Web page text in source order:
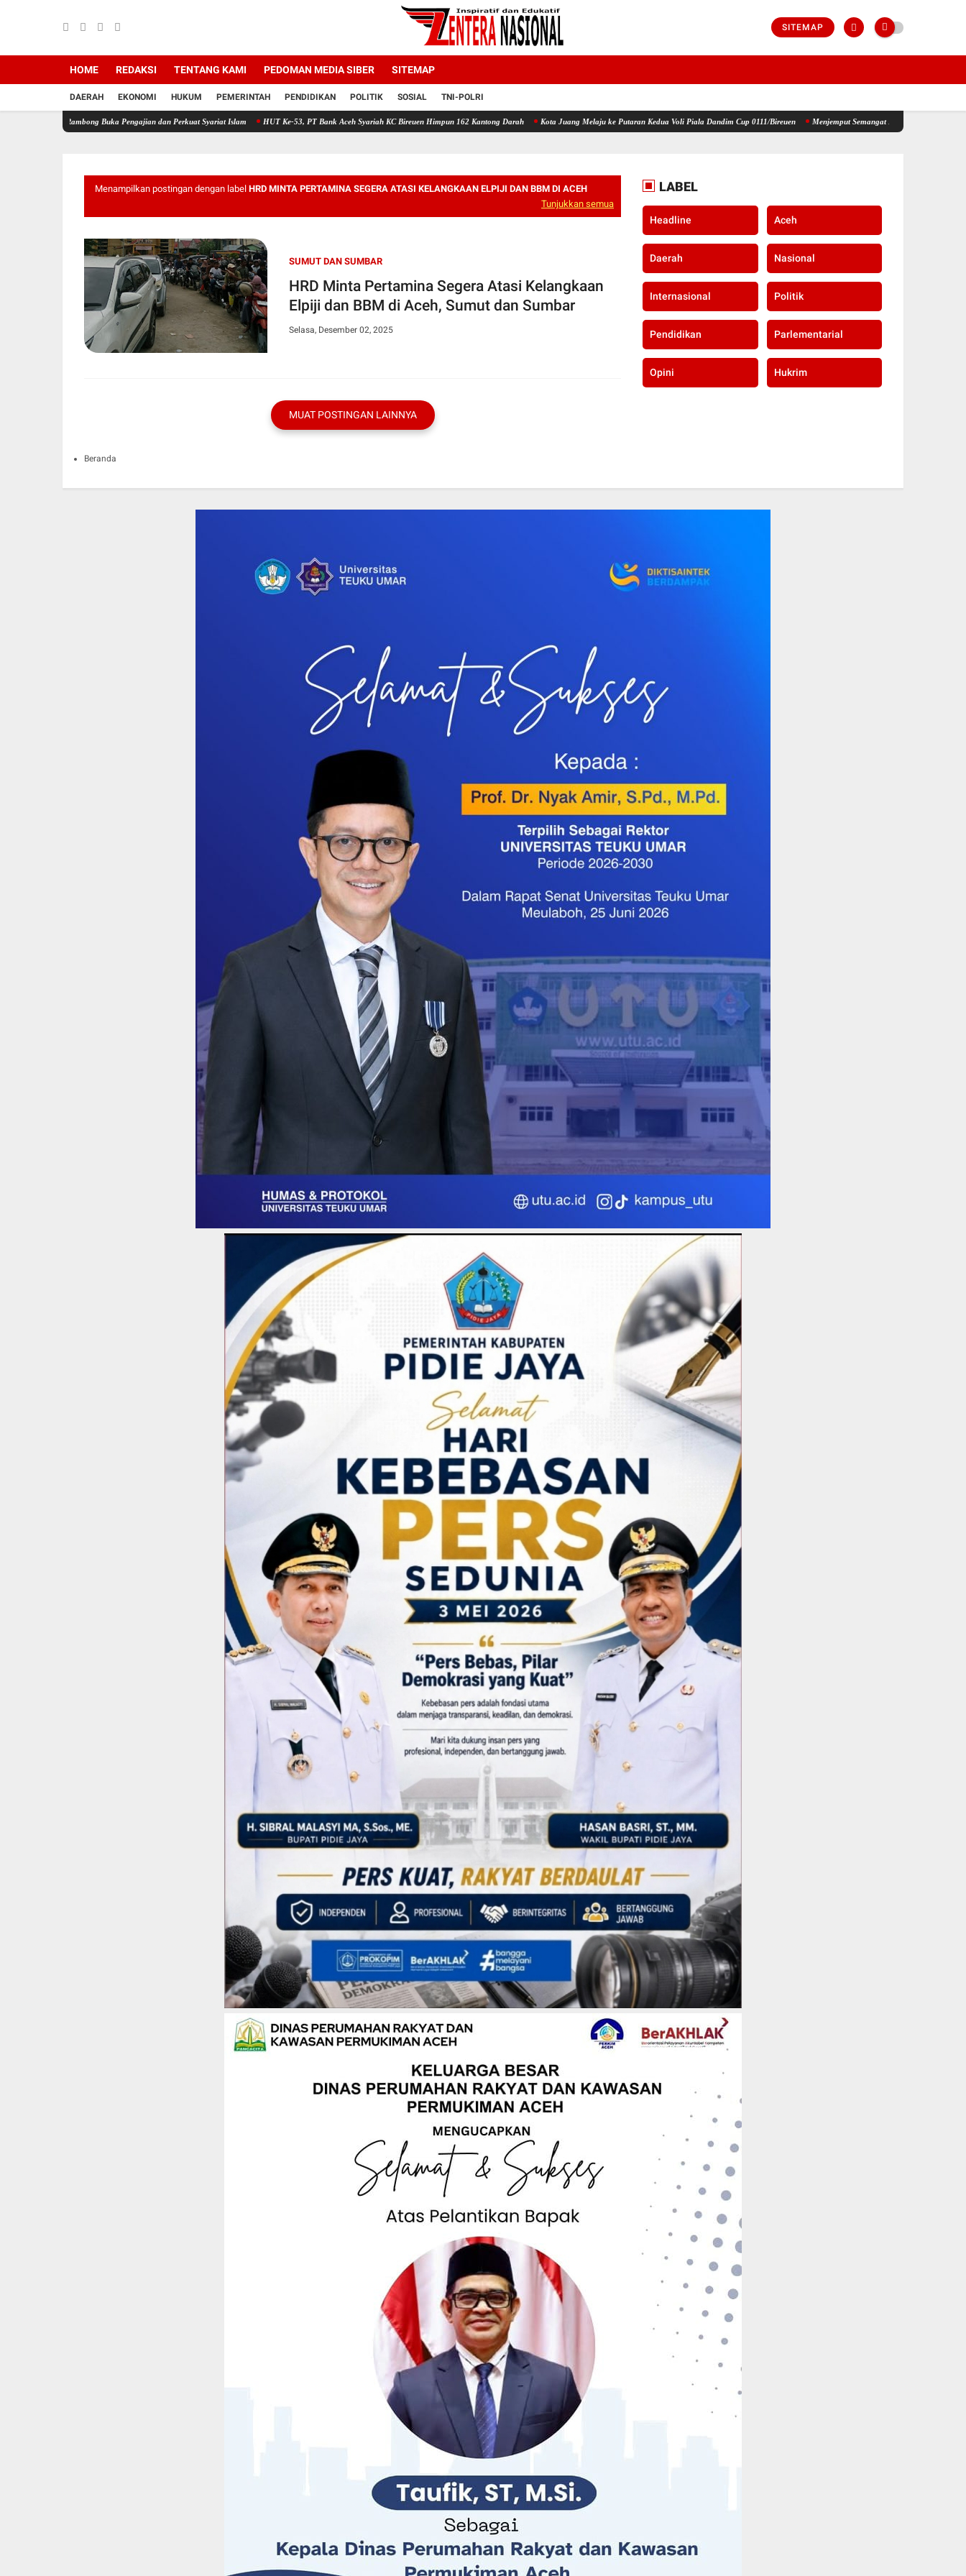
SITEMAP
HOME REDAKSI TENTANG KAMI PEDOMAN MEDIA SIBER SITEMAP
DAERAH EKONOMI HUKUM PEMERINTAH PENDIDIKAN POLITIK SOSIAL TNI-POLRI
Buka Pengajian dan Perkuat Syariat Islam HUT Ke-53, PT Bank Aceh Syariah KC Bireuen Himpun 162 Kantong Darah Kota Juang Melaju ke Putaran Kedua Voli Piala Dandim Cup 0111/Bireuen Menjemput Semangat Kemerdekaan, Kapolsek Idi Tunong
Menampilkan postingan dengan label HRD MINTA PERTAMINA SEGERA ATASI KELANGKAAN ELPIJI DAN BBM DI ACEH
Tunjukkan semua
SUMUT DAN SUMBAR
HRD Minta Pertamina Segera Atasi Kelangkaan
Elpiji dan BBM di Aceh, Sumut dan Sumbar
Selasa, Desember 02, 2025
MUAT POSTINGAN LAINNYA
Beranda
LABEL
Headline Aceh
Daerah Nasional
Internasional Politik
Pendidikan Parlementarial
Opini Hukrim